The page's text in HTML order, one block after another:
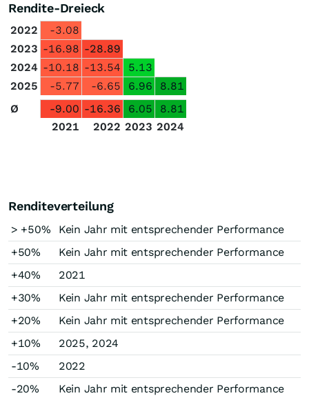
Rendite-Dreieck
2022
-3.08
2023 -16.98 -28.89
2024 -10.18 -13.54
5.13
2025
-5.77 -6.65 6.96
8.81
Ø
-9.00 -16.36 6.05
8.81
2021
2022 2023 2024
Renditeverteilung
> +50%
Kein Jahr mit entsprechender Performance
+50%
Kein Jahr mit entsprechender Performance
+40%
2021
+30%
Kein Jahr mit entsprechender Performance
+20%
Kein Jahr mit entsprechender Performance
+10%
2025, 2024
-10%
2022
-20%
Kein Jahr mit entsprechender Performance